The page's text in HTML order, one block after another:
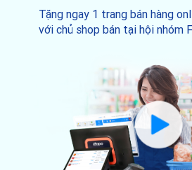
Tặng ngay 1 trang bán hàng
với chủ shop bán tại hội nhóm